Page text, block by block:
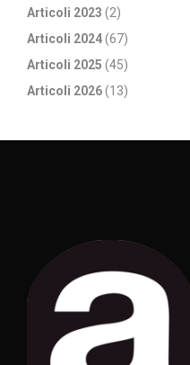
Articoli 2023 (2)
Articoli 2024(67)
Articoli 2025 (45)
Articoli 2026(13)